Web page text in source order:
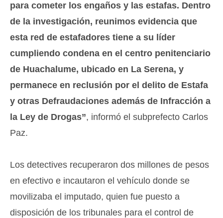
para cometer los engaños y las estafas. Dentro
de la investigación, reunimos evidencia que
esta red de estafadores tiene a su líder
cumpliendo condena en el centro penitenciario
de Huachalume, ubicado en La Serena, y
permanece en reclusión por el delito de Estafa
y otras Defraudaciones además de Infracción a
la Ley de Drogas”, informó el subprefecto Carlos
Paz.
Los detectives recuperaron dos millones de pesos
en efectivo e incautaron el vehículo donde se
movilizaba el imputado, quien fue puesto a
disposición de los tribunales para el control de